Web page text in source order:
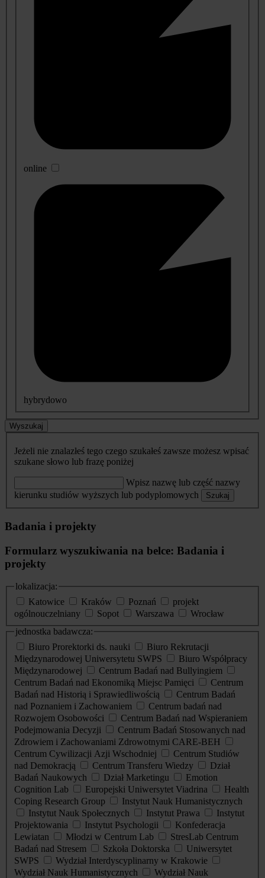
online
hybrydowo
Wyszukaj
Jeżeli nie znalazłeś tego czego szukałeś zawsze możesz wpisać
szukane słowo lub frazę poniżej
Wpisz nazwę lub część nazwy
kierunku studiów wyższych lub podyplomowych
Szukaj
Badania i projekty
Formularz wyszukiwania na belce: Badania i
projekty
lokalizacja:
Katowice
Kraków Poznań
projekt
ogólnouczelniany
Sopot Warszawa
Wrocław
jednostka badawcza:
Biuro Prorektorki ds. nauki
Biuro Rekrutacji
Międzynarodowej Uniwersytetu SWPS
Biuro Współpracy
Międzynarodowej
Centrum Badań nad Bullyingiem
Centrum Badań nad Ekonomiką Miejsc Pamięci
Centrum
Badań nad Historią i Sprawiedliwością
Centrum Badań
nad Poznaniem i Zachowaniem
Centrum badań nad
Rozwojem Osobowości
Centrum Badań nad Wspieraniem
Podejmowania Decyzji
Centrum Badań Stosowanych nad
Zdrowiem i Zachowaniami Zdrowotnymi CARE-BEH
Centrum Cywilizacji Azji Wschodniej
Centrum Studiów
nad Demokracją
Centrum Transferu Wiedzy
Dział
Badań Naukowych
Dział Marketingu
Emotion
Cognition Lab
Europejski Uniwersytet Viadrina
Health
Coping Research Group
Instytut Nauk Humanistycznych
Instytut Nauk Społecznych
Instytut Prawa
Instytut
Projektowania
Instytut Psychologii
Konfederacja
Lewiatan
Młodzi w Centrum Lab
StresLab Centrum
Badań nad Stresem
Szkoła Doktorska
Uniwersytet
SWPS
Wydział Interdyscyplinarny w Krakowie
Wydział Nauk Humanistycznych
Wydział Nauk